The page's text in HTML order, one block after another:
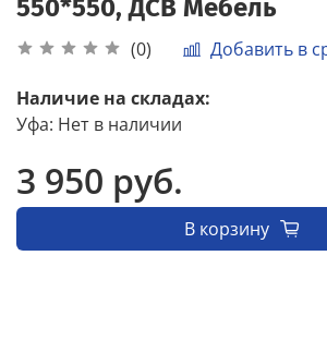
550*550, ДСВ Мебель
(0) Добавить в
Наличие на складах:
Уфа: Нет в наличии
3 950 руб.
В корзину